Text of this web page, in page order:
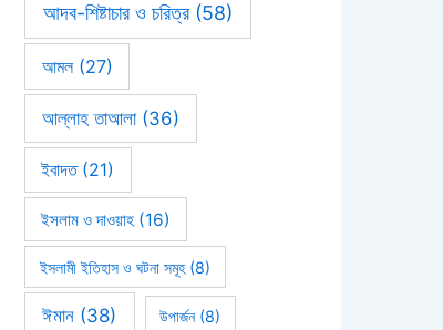
আদব-শিষ্টাচার ও চরিত্র(58)
আমল(27)
আল্লাহ তাআলা(36)
ইবাদত(21)
ইসলাম ও দাওয়াহ(16)
ইসলামী ইতিহাস ও ঘটনা সমূহ(8)
ঈমান (38) উপার্জন(8)